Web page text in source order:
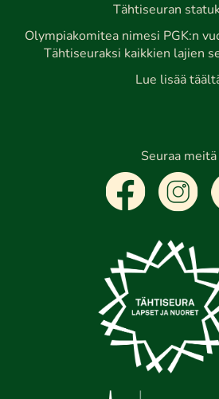
Tähtiseuran
Olympiakomitea nimesi PGK:n
Tähtiseuraksi kaikkien lajien
Lue lisää
Seuraa meitä